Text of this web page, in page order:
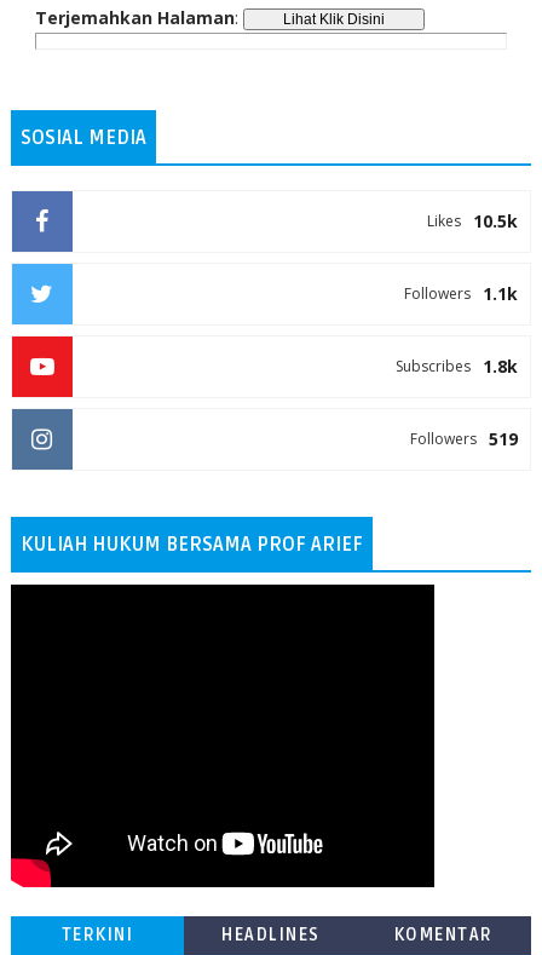
Terjemahkan Halaman:
SOSIAL MEDIA
10.5k
Likes
1.1k
Followers
1.8k
Subscribes
519
Followers
KULIAH HUKUM BERSAMA PROF ARIEF
TERKINI HEADLINES KOMENTAR